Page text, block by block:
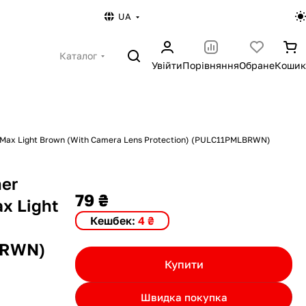
UA
Каталог
УвійтиПорівнянняОбранеКошик
Light Brown (With Camera Lens Protection) (PULC11PMLBRWN)
Light
79 ₴
Кешбек: 4 ₴
Купити
Швидка покупка